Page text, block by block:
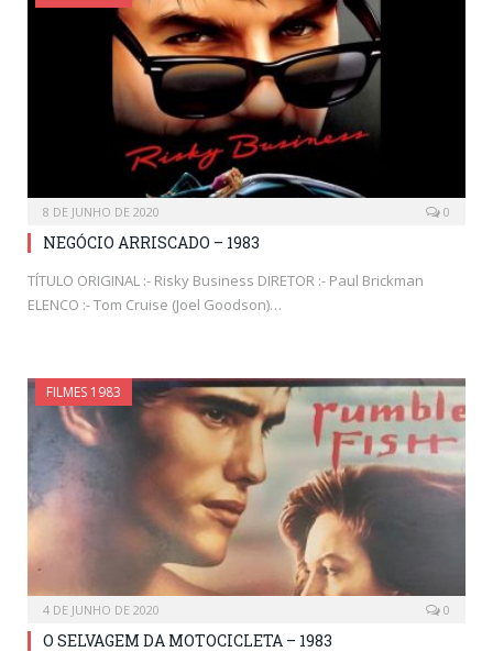
8 DE JUNHO DE 2020 0
NEGÓCIO ARRISCADO – 1983
TÍTULO ORIGINAL :- Risky Business DIRETOR :- Paul Brickman
ELENCO :- Tom Cruise (Joel Goodson)…
FILMES 1983
4 DE JUNHO DE 2020 0
O SELVAGEM DA MOTOCICLETA – 1983